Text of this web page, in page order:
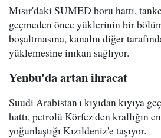
Mısır'daki SUMED boru hattı,
geçmeden önce yüklerinin bir
boşaltmasına, kanalın diğer
yüklemesine imkan sağlıyor.
Yenbu'da artan ihracat
Suudi Arabistan'ı kıyıdan kıyıya
hattı, petrolü Körfez'den krallığın
yoğunlaştığı Kızıldeniz'e taşıyor.